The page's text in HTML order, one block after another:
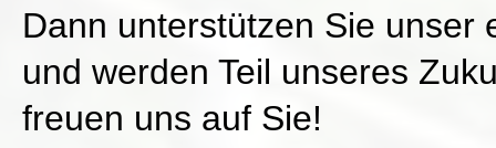
Dann unterstützen Sie unser
und werden Teil unseres
freuen uns auf Sie!